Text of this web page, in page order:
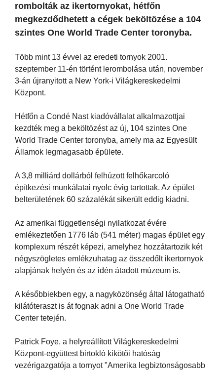
rombolták az ikertornyokat, hétfőn
megkezdődhetett a cégek beköltözése a 104
szintes One World Trade Center toronyba.
Több mint 13 évvel az eredeti tornyok 2001.
szeptember 11-én történt lerombolása után, november
3-án újranyitott a New York-i Világkereskedelmi
Központ.
Hétfőn a Condé Nast kiadóvállalat alkalmazottjai
kezdték meg a beköltözést az új, 104 szintes One
World Trade Center toronyba, amely ma az Egyesült
Államok legmagasabb épülete.
A 3,8 milliárd dollárból felhúzott felhőkarcoló
építkezési munkálatai nyolc évig tartottak. Az épület
belterületének 60 százalékát sikerült eddig kiadni.
Az amerikai függetlenségi nyilatkozat évére
emlékeztetően 1776 láb (541 méter) magas épület egy
komplexum részét képezi, amelyhez hozzátartozik két
négyszögletes emlékzuhatag az összedőlt ikertornyok
alapjának helyén és az idén átadott múzeum is.
A későbbiekben egy, a nagyközönség által látogatható
kilátóteraszt is át fognak adni a One World Trade
Center tetején.
Patrick Foye, a helyreállított Világkereskedelmi
Központ-együttest birtokló kikötői hatóság
vezérigazgatója a tornyot "Amerika legbiztonságosabb